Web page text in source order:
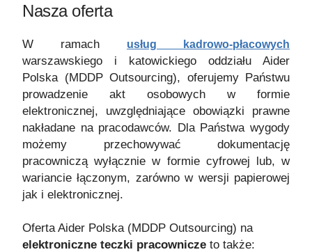
Nasza oferta
W ramach usług kadrowo-płacowych
warszawskiego i katowickiego oddziału Aider
Polska (MDDP Outsourcing), oferujemy Państwu
prowadzenie akt osobowych w formie
elektronicznej, uwzględniające obowiązki prawne
nakładane na pracodawców. Dla Państwa wygody
możemy przechowywać dokumentację
pracowniczą wyłącznie w formie cyfrowej lub, w
wariancie łączonym, zarówno w wersji papierowej
jak i elektronicznej.
Oferta Aider Polska (MDDP Outsourcing) na
elektroniczne teczki pracownicze to także: